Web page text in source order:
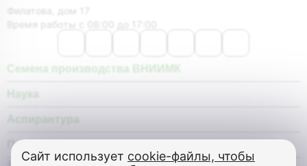
Филатова, дом 17
Время работы с 08:00 до 17:00
© Федеральное государственное бюджетное научное
Семена производства ВНИИМК
Наука
Аспирантура
Покупателю
Сайт использует cookie-файлы, чтобы